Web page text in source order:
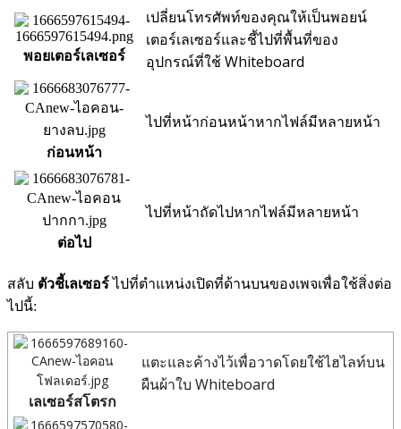
พอยเตอร์เลเซอร์
เปลี่ยนโทรศัพท์ของคุณให้เป็นพอยน์
เตอร์เลเซอร์และชี้ไปที่พื้นที่ของ
อุปกรณ์ที่ใช้ Whiteboard
ก่อนหน้า
ไปที่หน้าก่อนหน้าหากไฟล์มีหลายหน้า
ต่อไป
ไปที่หน้าถัดไปหากไฟล์มีหลายหน้า
สลับ ตัวชี้เลเซอร์ ไปที่ตำแหน่งเปิดที่ด้านบนของเพจเพื่อใช้สิ่งต่อ
ไปนี้:
เลเซอร์สโตรก
แตะและค้างไว้เพื่อวาดโดยใช้ไฮไลท์บน
ผืนผ้าใบ Whiteboard